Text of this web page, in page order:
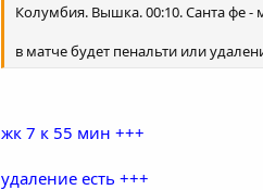
Колумбия. Вышка. 00:10. Санта фе -
в матче будет пенальти или
жк 7 к 55 мин +++
удаление есть +++